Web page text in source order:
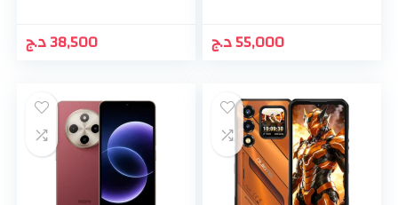
38,500د.ج 55,000د.ج